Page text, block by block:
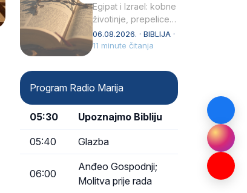
Egipat i Izrael: kobne
životinje, prepelice
Zato bijahu
primjereno kažnjeni
mučeni mnoštvom
kukaca.2 A narod…
06.08.2026. · BIBLIJA ·
11 minute čitanja
Program Radio Marija
05:30 Upoznajmo Bibliju
05:40 Glazba
06:00
Anđeo Gospodnji;
Molitva prije rada